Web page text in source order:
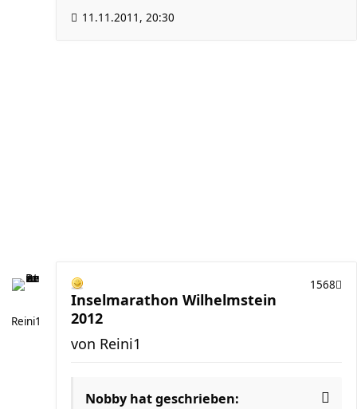
11.11.2011, 20:30
Reini1
Inselmarathon Wilhelmstein
2012
1568
von Reini1
Nobby hat geschrieben: